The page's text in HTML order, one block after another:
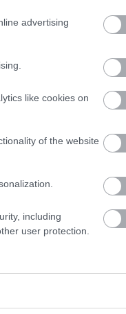
advertising
like cookies on
of the website
including
user protection.